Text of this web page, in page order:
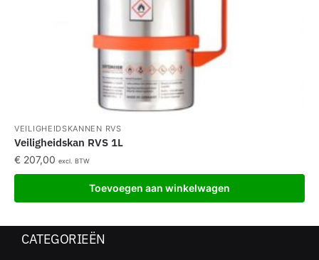
VEILIGHEIDSKANNEN RVS
Veiligheidskan RVS 1L
€ 207,00 excl. BTW
Toevoegen aan winkelwagen
CATEGORIEËN